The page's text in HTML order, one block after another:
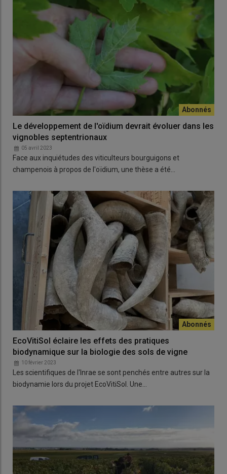
Le développement de l'oïdium devrait évoluer dans les
vignobles septentrionaux
05 avril 2023
Face aux inquiétudes des viticulteurs bourguigons et
champenois à propos de l'oïdium, une thèse a été…
EcoVitiSol éclaire les effets des pratiques
biodynamique sur la biologie des sols de vigne
10 février 2023
Les scientifiques de l'Inrae se sont penchés entre autres sur la
biodynamie lors du projet EcoVitiSol. Une…